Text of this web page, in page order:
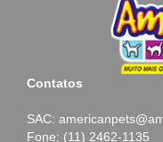
Contatos
SAC:
Fone: (11) 2462-1135